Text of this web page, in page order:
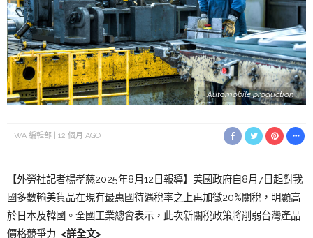
Automobile production
FWA 編輯部 12 個月 AGO
【外勞社記者楊孝慈2025年8月12日報導】美國政府自8月7日起對我
國多數輸美貨品在現有最惠國待遇稅率之上再加徵20%關稅，明顯高
於日本及韓國。全國工業總會表示，此次新關稅政策將削弱台灣產品
價格競爭力…<詳全文>